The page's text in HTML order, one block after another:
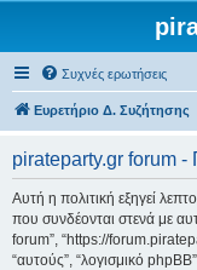
Συχνές ερωτήσεις
Ευρετήριο Δ. Συζήτησης
pirateparty.gr forum -
Αυτή η πολιτική εξηγεί
που συνδέονται στενά με
forum”, “https://
“αυτούς”, “λογισμικό